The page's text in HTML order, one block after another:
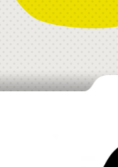
Les Lunettes du Parc